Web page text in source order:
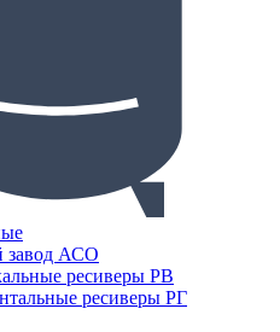
завод АСО
ресиверы РВ
ресиверы РГ